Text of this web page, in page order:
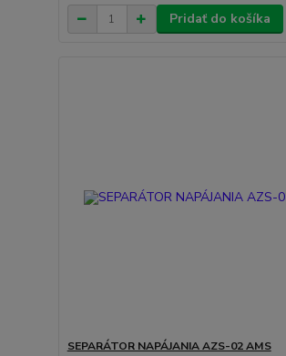
Pridať do košíka
SEPARÁTOR NAPÁJANIA AZS-02 AMS